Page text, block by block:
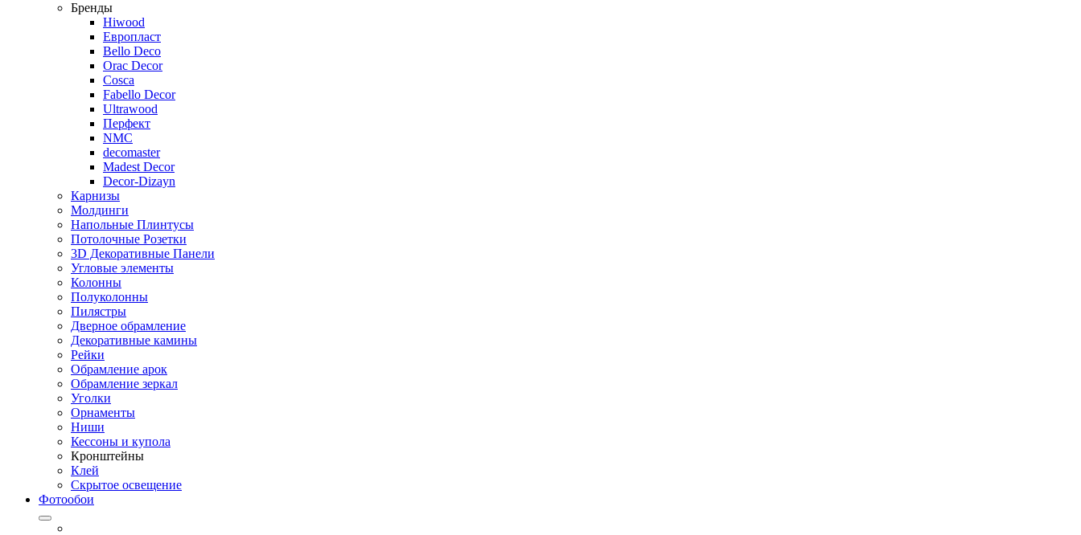
Бренды
Hiwood
Европласт
Bello Deco
Orac Decor
Cosca
Fabello Decor
Ultrawood
Перфект
NMC
decomaster
Madest Decor
Decor-Dizayn
Карнизы
Молдинги
Напольные Плинтусы
Потолочные Розетки
3D Декоративные Панели
Угловые элементы
Колонны
Полуколонны
Пилястры
Дверное обрамление
Декоративные камины
Рейки
Обрамление арок
Обрамление зеркал
Уголки
Орнаменты
Ниши
Кессоны и купола
Кронштейны
Клей
Скрытое освещение
Фотообои